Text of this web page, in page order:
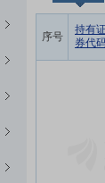
序号
持有
券代